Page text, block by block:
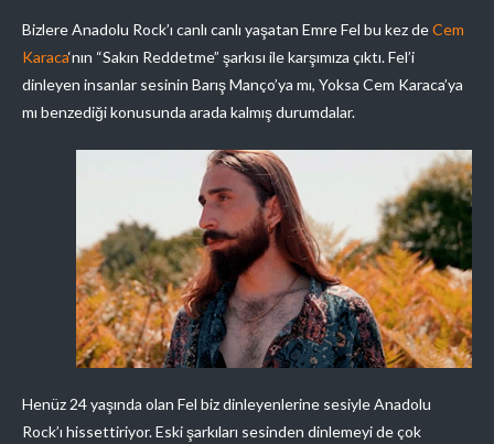
Bizlere Anadolu Rock’ı canlı canlı yaşatan Emre Fel bu kez deCem
Karaca‘nın “Sakın Reddetme” şarkısı ile karşımıza çıktı. Fel’i
dinleyen insanlar sesinin Barış Manço’ya mı, Yoksa Cem Karaca’ya
mı benzediği konusunda arada kalmış durumdalar.
Henüz 24 yaşında olan Fel biz dinleyenlerine sesiyle Anadolu
Rock’ı hissettiriyor. Eski şarkıları sesinden dinlemeyi de çok